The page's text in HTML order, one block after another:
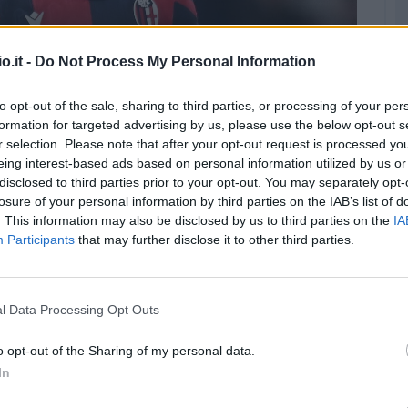
- Do Not Process My Personal Information
opt-out of the sale, sharing to third parties, or processing of your
for targeted advertising by us, please use the below opt-out
selection. Please note that after your opt-out request is processed
interest-based ads based on personal information utilized by us
to third parties prior to your opt-out. You may separately
of your personal information by third parties on the IAB’s list of
This information may also be disclosed by us to third parties on the
Participants that may further disclose it to other third parties.
Data Processing Opt Outs
opt-out of the Sharing of my personal data.
le condizioni e i tempi di recupero (Getty
Images)
Vincenzo Italiano. Il club emiliano deve fare i
Michel Aebischer.
di recupero
questa mattina ad accertamenti
una
che lo costringerà a saltare la prima
per il verso giusto potrebbe tornare
turno, ma
.
lo stesso Bologna attraverso una nota